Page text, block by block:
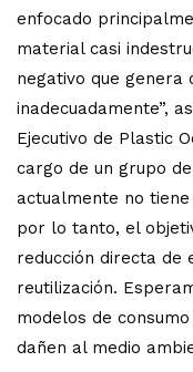
enfocado
material casi
negativo que genera
inadecuadamente”,
Ejecutivo de Plastic
cargo de un grupo
actualmente no
por lo tanto, el
reducción directa de
reutilización.
modelos de
dañen al medio